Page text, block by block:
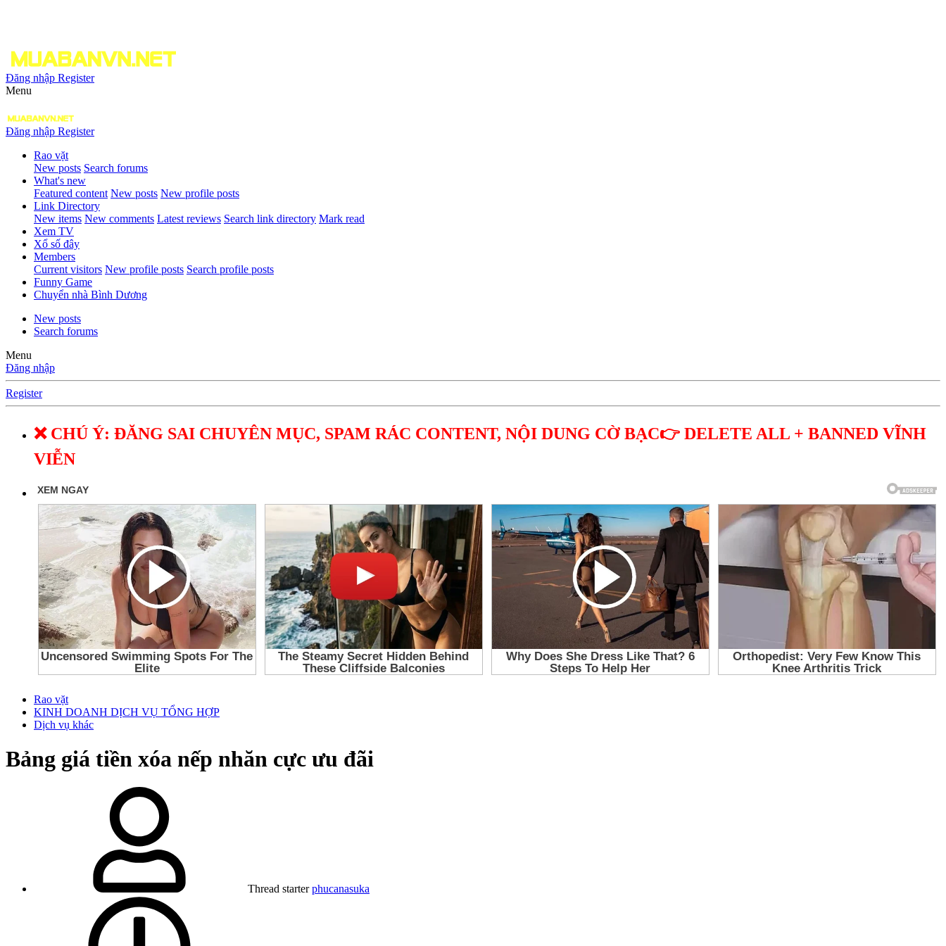
Đăng nhập Register
Menu
Đăng nhập Register
Rao vặt
New posts Search forums
What's new
Featured content New posts New profile posts
Link Directory
New items New comments Latest reviews Search link directory Mark read
Xem TV
Xổ số đây
Members
Current visitors New profile posts Search profile posts
Funny Game
Chuyển nhà Bình Dương
New posts
Search forums
Menu
Đăng nhập
Register
❌ CHÚ Ý: ĐĂNG SAI CHUYÊN MỤC, SPAM RÁC CONTENT, NỘI DUNG CỜ BẠC👉 DELETE ALL + BANNED VĨNH
VIỄN
Rao vặt
KINH DOANH DỊCH VỤ TỔNG HỢP
Dịch vụ khác
Bảng giá tiền xóa nếp nhăn cực ưu đãi
Thread starter phucanasuka